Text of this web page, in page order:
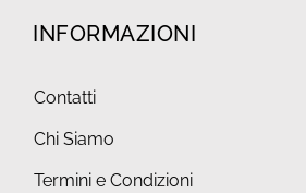
INFORMAZIONI
Contatti
Chi Siamo
Termini e Condizioni